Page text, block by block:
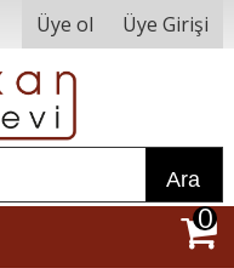
Üye ol Üye Girişi
Ara
0